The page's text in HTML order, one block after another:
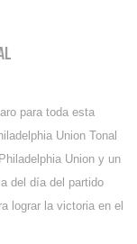
para toda esta
Union Tonal
Union y un
del día del partido
lograr la victoria en el